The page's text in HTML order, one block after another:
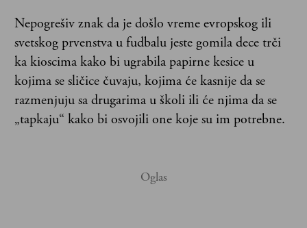
Nepogrešiv znak da je došlo vreme evropskog ili
svetskog prvenstva u fudbalu jeste gomila dece trči
ka kioscima kako bi ugrabila papirne kesice u
kojima se sličice čuvaju, kojima će kasnije da se
razmenjuju sa drugarima u školi ili će njima da se
„tapkaju“ kako bi osvojili one koje su im potrebne.